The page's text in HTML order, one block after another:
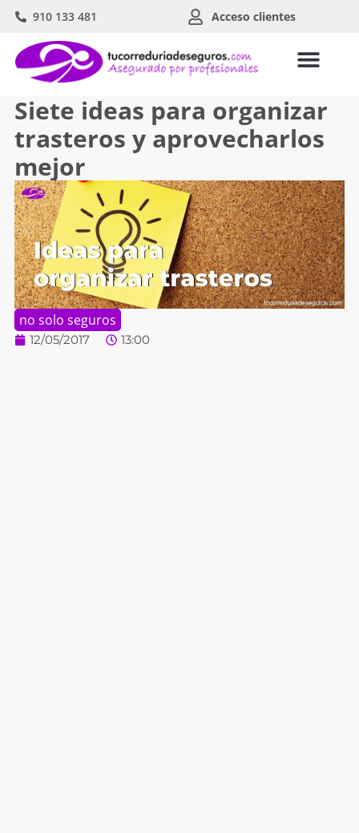
910 133 481 Acceso clientes
Siete ideas para organizar
trasteros y aprovecharlos
mejor
no solo seguros
12/05/2017 13:00